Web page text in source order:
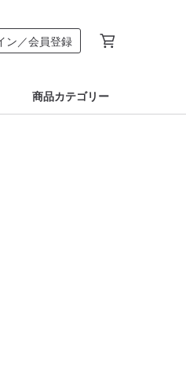
ン／会員登録
商品カテゴリー